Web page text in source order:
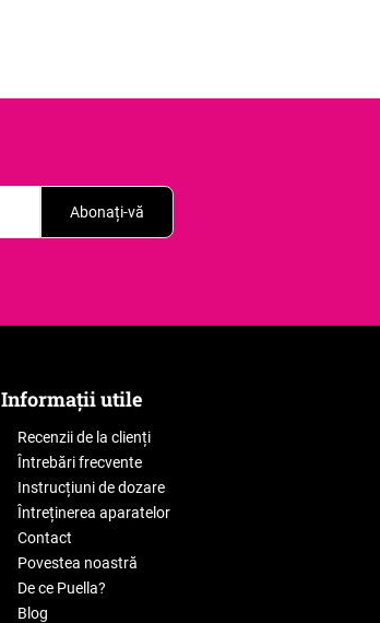
Abonați-vă
Informații utile
Recenzii de la clienți
Întrebări frecvente
Instrucțiuni de dozare
Întreținerea aparatelor
Contact
Povestea noastră
De ce Puella?
Blog